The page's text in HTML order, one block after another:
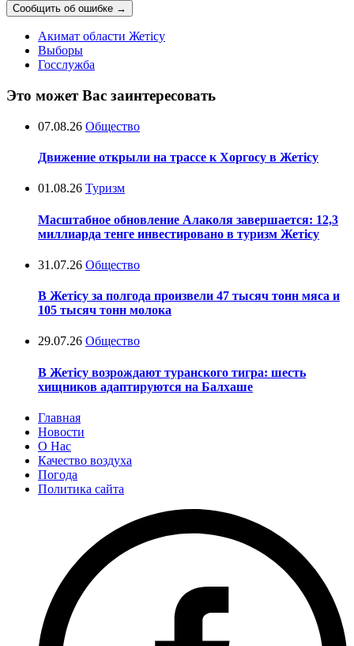
Сообщить об ошибке →
Акимат области Жетісу
Выборы
Госслужба
Это может Вас заинтересовать
07.08.26 Общество
Движение открыли на трассе к Хоргосу в Жетісу
01.08.26 Туризм
Масштабное обновление Алаколя завершается: 12,3
миллиарда тенге инвестировано в туризм Жетісу
31.07.26 Общество
В Жетісу за полгода произвели 47 тысяч тонн мяса и
105 тысяч тонн молока
29.07.26 Общество
В Жетісу возрождают туранского тигра: шесть
хищников адаптируются на Балхаше
Главная
Новости
О Нас
Качество воздуха
Погода
Политика сайта